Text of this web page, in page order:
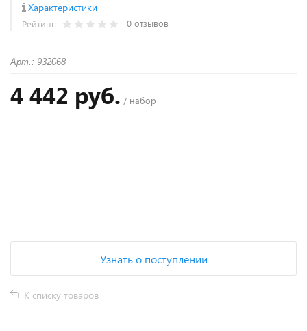
Характеристики
Рейтинг: 0 отзывов
Арт.: 932068
4 442 руб. / набор
Узнать о поступлении
К списку товаров